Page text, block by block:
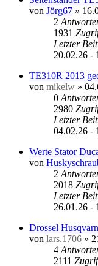
von Jörg67 »
2
1931
Letzter
20.02.26 -
TE310R 2013
von mikelw »
0
2980
Letzter
04.02.26 -
Werte Stator
von
2
2018
Letzter
26.01.26 -
Drossel
von lars.1706 »
4
2111